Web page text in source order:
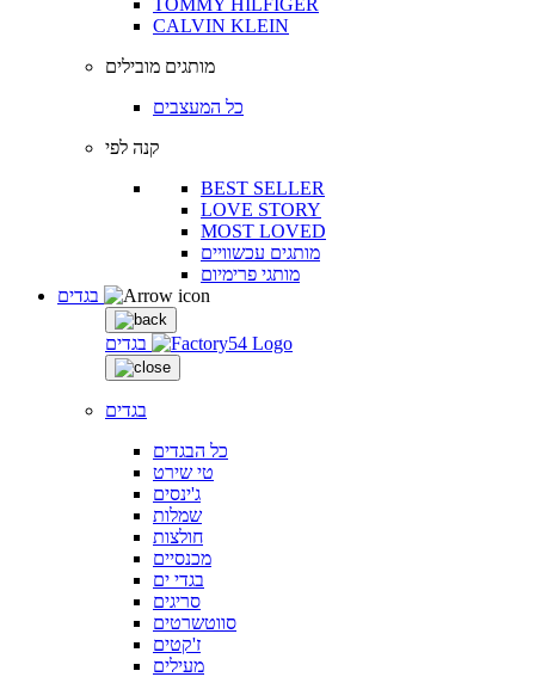
CALVIN KLEIN
מותגים מובילים
כל המעצבים
קנה לפי
BEST SELLER
LOVE STORY
MOST LOVED
מותגים עכשוויים
מותגי פרימיום
בגדים
בגדים
כל הבגדים
טי שירט
ג'ינסים
שמלות
חולצות
מכנסיים
בגדי ים
סריגים
סווטשרטים
ז'קטים
מעילים